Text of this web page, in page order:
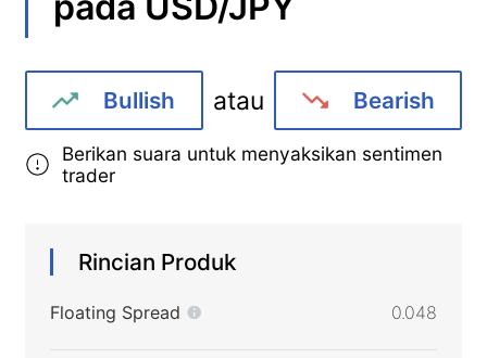
Bullish atau Bearish
Berikan suara untuk menyaksikan sentimen
trader
Rincian Produk
Floating Spread 0.048